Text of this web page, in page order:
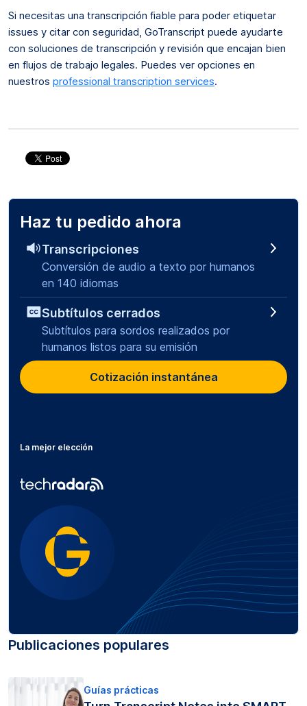
Si necesitas una transcripción fiable para poder etiquetar
issues y citar con seguridad, GoTranscript puede ayudarte
con soluciones de transcripción y revisión que encajan bien
en flujos de trabajo legales. Puedes ver opciones en
nuestros professional transcription services.
Haz tu pedido ahora
Transcripciones
Conversión de audio a texto por humanos
en 140 idiomas
Subtítulos cerrados
Subtítulos para sordos realizados por
humanos listos para su emisión
Cotización instantánea
La mejor elección
Publicaciones populares
Guías prácticas